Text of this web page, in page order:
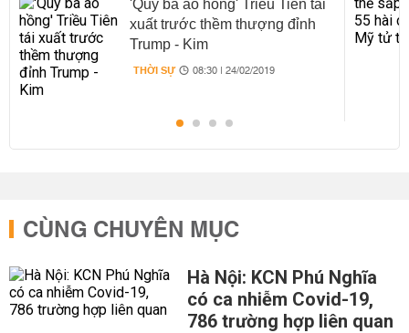
'Quý bà áo hồng' Triều Tiên tái
xuất trước thềm thượng đỉnh
Trump - Kim
THỜI SỰ 08:30 | 24/02/2019
CÙNG CHUYÊN MỤC
Hà Nội: KCN Phú Nghĩa
có ca nhiễm Covid-19,
786 trường hợp liên quan